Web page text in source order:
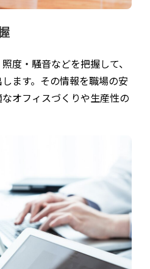
度・騒音などを把握して、
ます。その情報を職場の安
オフィスづくりや生産性の